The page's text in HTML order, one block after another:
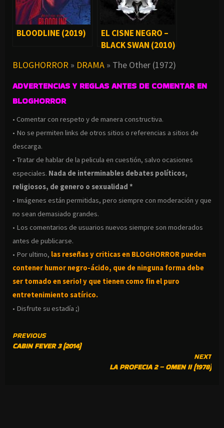
BLOODLINE (2019)
EL CISNE NEGRO –
BLACK SWAN (2010)
BLOGHORROR » DRAMA » The Other (1972)
ADVERTENCIAS Y REGLAS ANTES DE COMENTAR EN
BLOGHORROR
• Comentar con respeto y de manera constructiva.
• No se permiten links de otros sitios o referencias a sitios de
descarga.
• Tratar de hablar de la pelicula en cuestión, salvo ocasiones
especiales. Nada de interminables debates políticos,
religiosos, de genero o sexualidad *
• Imágenes están permitidas, pero siempre con moderación y que
no sean demasiado grandes.
• Los comentarios de usuarios nuevos siempre son moderados
antes de publicarse.
• Por ultimo, las reseñas y criticas en BLOGHORROR pueden
contener humor negro-ácido, que de ninguna forma debe
ser tomado en serio! y que tienen como fin el puro
entretenimiento satírico.
• Disfrute su estadía ;)
CONTINUE
READING
PREVIOUS
CABIN FEVER 3 (2014)
NEXT
LA PROFECIA 2 – OMEN II (1978)